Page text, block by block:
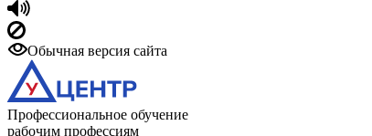
Обычная версия сайта
Профессиональное обучение
рабочим профессиям